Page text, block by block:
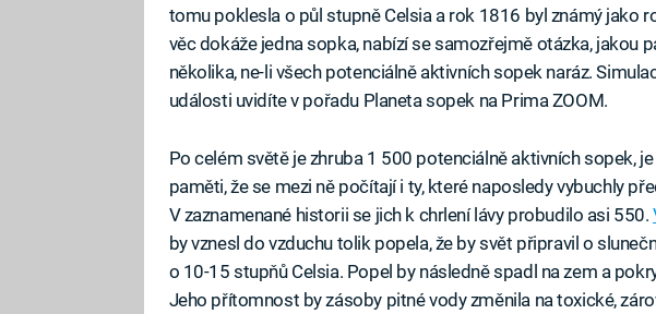
tomu poklesla o půl stupně Celsia a rok 1816 byl známý jako
věc dokáže jedna sopka, nabízí se samozřejmě otázka, jakou
několika, ne-li všech potenciálně aktivních sopek naráz.
události uvidíte v pořadu Planeta sopek na Prima ZOOM.
Po celém světě je zhruba 1 500 potenciálně aktivních sopek,
paměti, že se mezi ně počítají i ty, které naposledy vybuchly
V zaznamenané historii se jich k chrlení lávy probudilo asi 550.
by vznesl do vzduchu tolik popela, že by svět připravil o
o 10-15 stupňů Celsia. Popel by následně spadl na zem a
Jeho přítomnost by zásoby pitné vody změnila na toxické,